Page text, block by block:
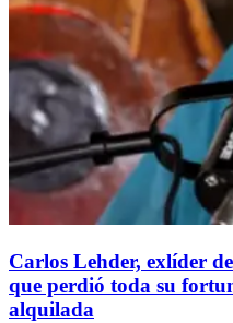
Carlos Lehder, exlíder
que perdió toda su
alquilada